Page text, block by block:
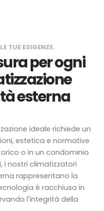
TUE ESIGENZE.
per ogni
esterna
ideale richiede un
estetica e normative
o in un condominio
i nostri climatizzatori
rappresentano la
è racchiusa in
l'integrità della